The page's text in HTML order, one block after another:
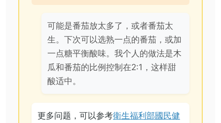
可能是番茄放太多了，或者番茄太
生。下次可以选熟一点的番茄，或加
一点糖平衡酸味。我个人的做法是木
瓜和番茄的比例控制在2:1，这样甜
酸适中。
更多问题，可以参考衛生福利部國民健